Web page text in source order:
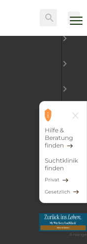
Suche
Hilfe &
Beratung
finden
Suchtklinik
finden
Privat
Gesetzlich
Anzeige